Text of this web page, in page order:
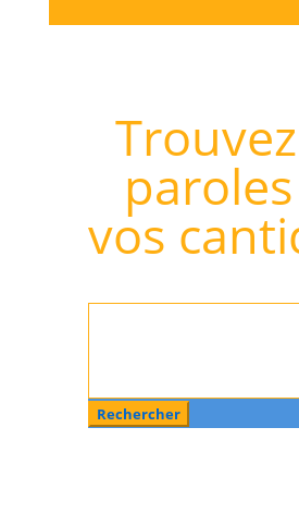
vos